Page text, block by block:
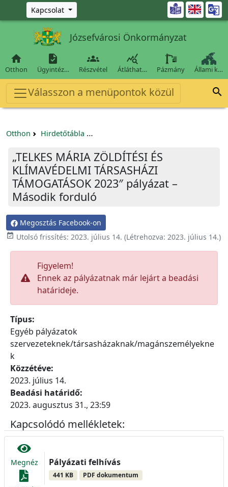
Ugrás a fő tartalomra
Kapcsolat 
Józsefvárosi Önkormányzat

Otthon

Ügyintéz…

Részvétel

Átláthat… Pázmány Állami k…
Válasszon a menüpontok közül 
Otthon Hirdetőtábla
„TELKES MÁRIA ZÖLDÍTÉSI ÉS
KLÍMAVÉDELMI TÁRSASHÁZI
TÁMOGATÁSOK 2023″ pályázat –
Második forduló
Megosztás Facebook-on
 Utolsó frissítés: 2023. július 14. (Létrehozva: 2023. július 14.)
Figyelem!
Ennek az pályázatnak már lejárt a beadási
határideje.
Típus:
Egyéb pályázatok
szervezeteknek/társasházaknak/magánszemélyekne
k
Közzétéve:
2023. július 14.
Beadási határidő:
2023. augusztus 31., 23:59
Kapcsolódó mellékletek:
Megnéz Pályázati felhívás
441 KB PDF dokumentum